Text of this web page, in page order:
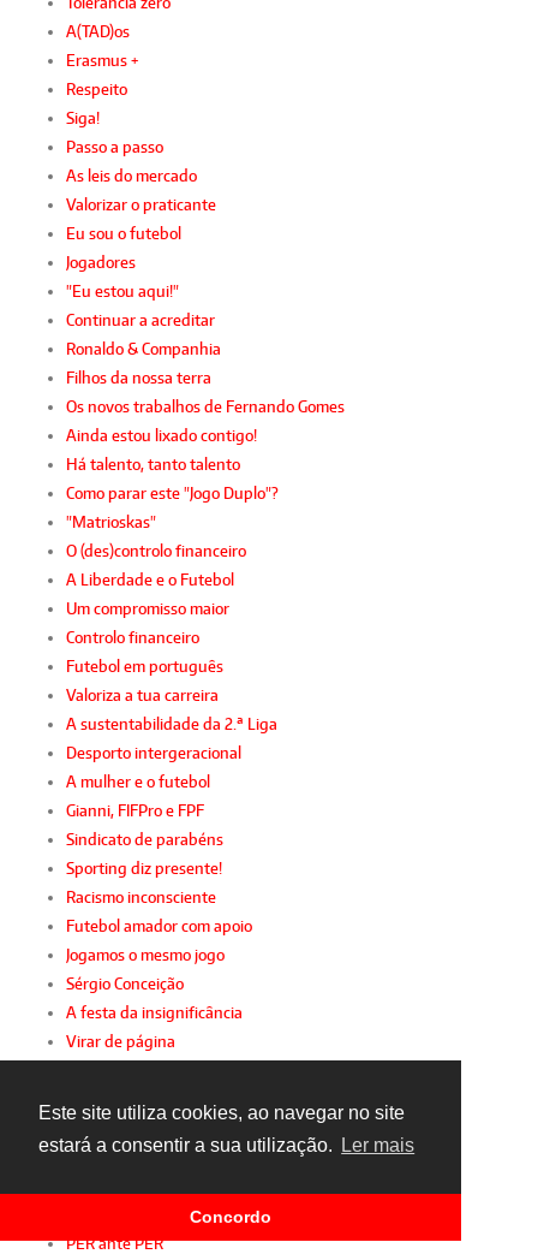
Este site utiliza cookies, ao navegar no site
estará a consentir a sua utilização.
Ler mais
Concordo
A(TAD)os
Erasmus +
Respeito
Siga!
Passo a passo
As leis do mercado
Valorizar o praticante
Eu sou o futebol
Jogadores
"Eu estou aqui!"
Continuar a acreditar
Ronaldo & Companhia
Filhos da nossa terra
Os novos trabalhos de Fernando Gomes
Ainda estou lixado contigo!
Há talento, tanto talento
Como parar este "Jogo Duplo"?
"Matrioskas"
O (des)controlo financeiro
A Liberdade e o Futebol
Um compromisso maior
Controlo financeiro
Futebol em português
Valoriza a tua carreira
A sustentabilidade da 2.ª Liga
Desporto intergeracional
A mulher e o futebol
Gianni, FIFPro e FPF
Sindicato de parabéns
Sporting diz presente!
Racismo inconsciente
Futebol amador com apoio
Jogamos o mesmo jogo
Sérgio Conceição
A festa da insignificância
Virar de página
TAD: justiça para ricos
PER ante PER